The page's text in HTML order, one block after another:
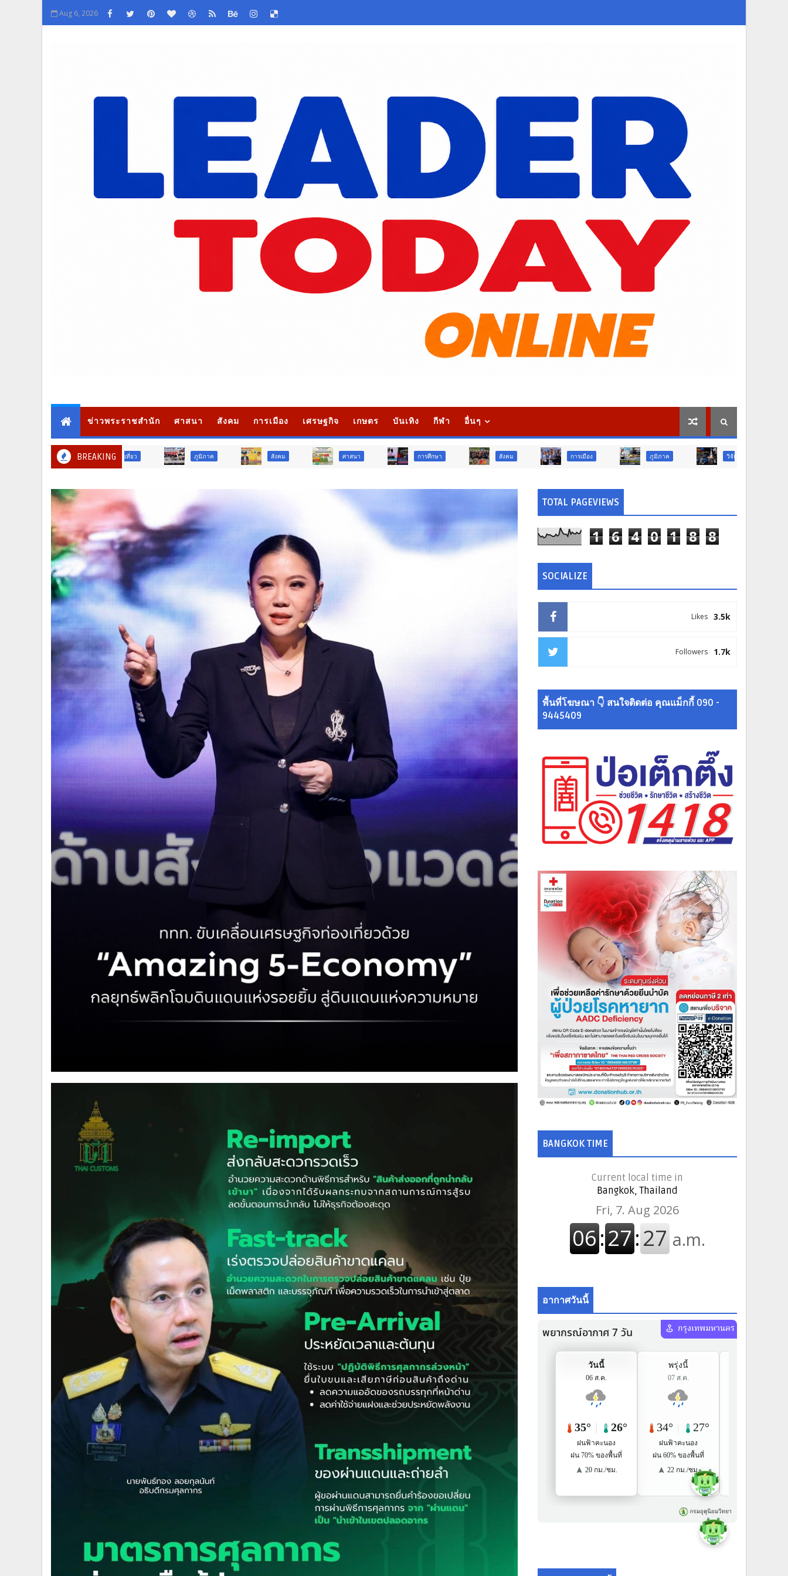
Aug 6, 2026
ข่าวพระราชสำนัก ศาสนา สังคม การเมือง เศรษฐกิจ เกษตร บันเทิง กีฬา อื่นๆ
BREAKING ภูมิภาค วิจัย นวัตกรรม
TOTAL PAGEVIEWS
1 6 4 0 1 8 8
SOCIALIZE
3.5k
Likes
1.7k
Followers
พื้นที่โฆษณา 👇 สนใจติดต่อ คุณแม็กกี้ 090 -
9445409
BANGKOK TIME
Current local time in
Bangkok, Thailand
อากาศวันนี้